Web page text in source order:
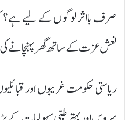
صرف بااثر لوگوں کے لیے ہے؟
نعش عزت کے ساتھ گھر پہنچانے